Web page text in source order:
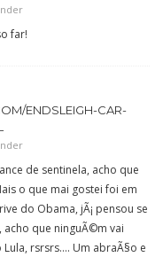
far!
ENDSLEIGH-CAR-
de sentinela, acho que
o que mai gostei foi em
do Obama, jÃ¡ pensou se
acho que ninguÃ©m vai
rsrsrs…. Um abraÃ§o e